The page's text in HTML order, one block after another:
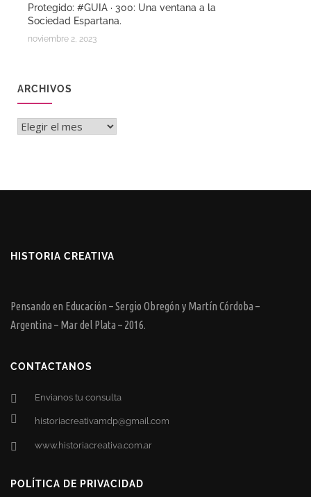
Protegido: #GUIA · 300: Una ventana a la
Sociedad Espartana.
noviembre 2, 2023
ARCHIVOS
Archivos
HISTORIA CREATIVA
Pensando en Educación – Sergio Obregón y Martín Córdoba –
Argentina – Mar del Plata – 2016.
CONTACTANOS
Envianos tu consulta
historiacreativamdp@gmail.com
www.historiacreativa.com.ar
POLÍTICA DE PRIVACIDAD